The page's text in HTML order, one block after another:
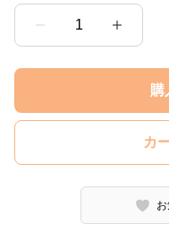
1
購
カ